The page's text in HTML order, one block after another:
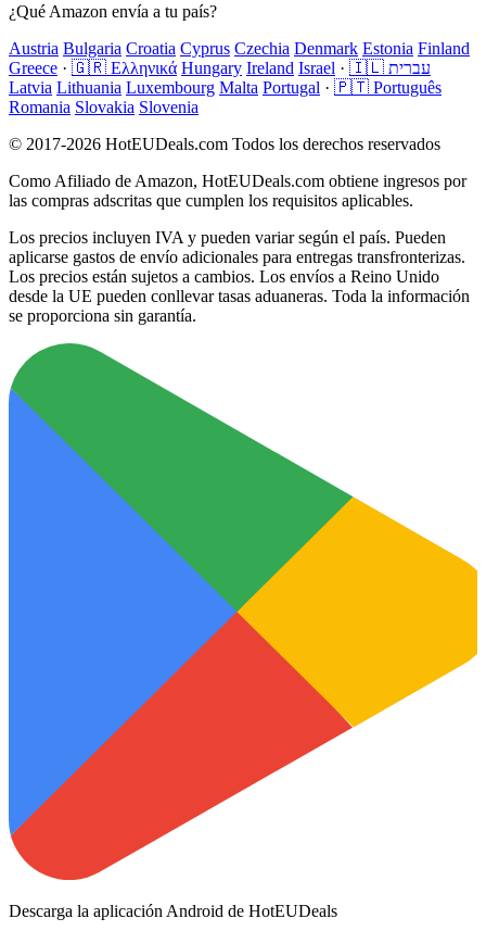
¿Qué Amazon envía a tu país?
Austria Bulgaria Croatia Cyprus Czechia Denmark Estonia Finland
Greece · 🇬🇷 Ελληνικά Hungary Ireland Israel ·
🇮🇱 עברית
Latvia Lithuania Luxembourg Malta Portugal · 🇵🇹 Português
Romania Slovakia Slovenia
© 2017-2026 HotEUDeals.com Todos los derechos reservados
Como Afiliado de Amazon, HotEUDeals.com obtiene ingresos por
las compras adscritas que cumplen los requisitos aplicables.
Los precios incluyen IVA y pueden variar según el país. Pueden
aplicarse gastos de envío adicionales para entregas transfronterizas.
Los precios están sujetos a cambios. Los envíos a Reino Unido
desde la UE pueden conllevar tasas aduaneras. Toda la información
se proporciona sin garantía.
Descarga la aplicación Android de HotEUDeals